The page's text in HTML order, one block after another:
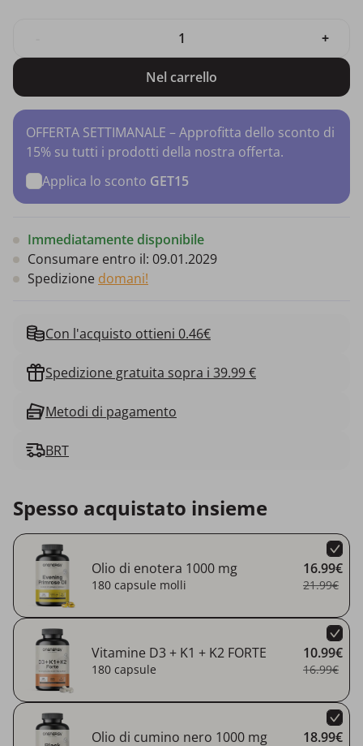
+
Nel carrello
OFFERTA SETTIMANALE – Approfitta dello sconto di
15% su tutti i prodotti della nostra offerta.
Applica lo sconto GET15
Immediatamente disponibile
Consumare entro il: 09.01.2029
Spedizione domani!
Con l'acquisto ottieni 0.46€
Spedizione gratuita sopra i 39.99 €
Metodi di pagamento
BRT
Spesso acquistato insieme
Olio di enotera 1000 mg
180 capsule molli
16.99€
21.99€
Vitamine D3 + K1 + K2 FORTE
180 capsule
10.99€
16.99€
Olio di cumino nero 1000 mg 18.99€